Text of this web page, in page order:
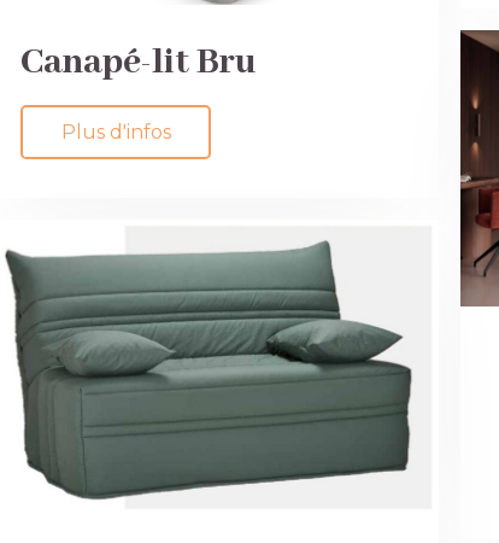
Canapé-lit Bru
Plus d'infos